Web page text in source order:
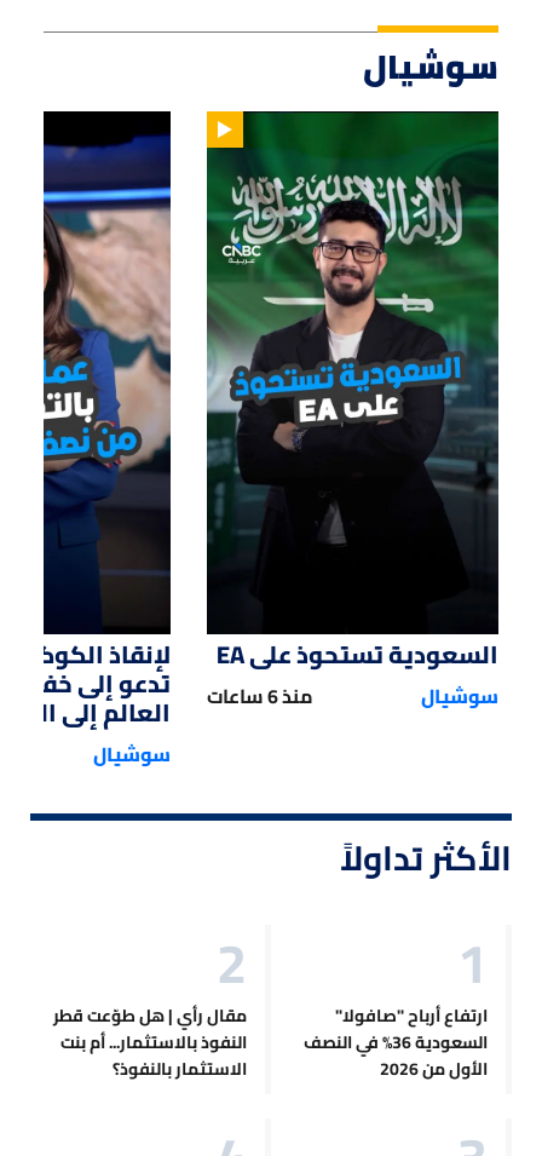
سوشيال
01:12
السعودية تستحوذ على EA
سوشيال منذ 6 ساعات
لإنقاذ
تدعو إلى
العالم إلى
سوشيال
الأكثر تداولاً
ارتفاع أرباح "صافولا"
السعودية 36% في النصف
الأول من 2026
مقال رأي | هل طوّعت قطر
النفوذ بالاستثمار... أم بنت
الاستثمار بالنفوذ؟